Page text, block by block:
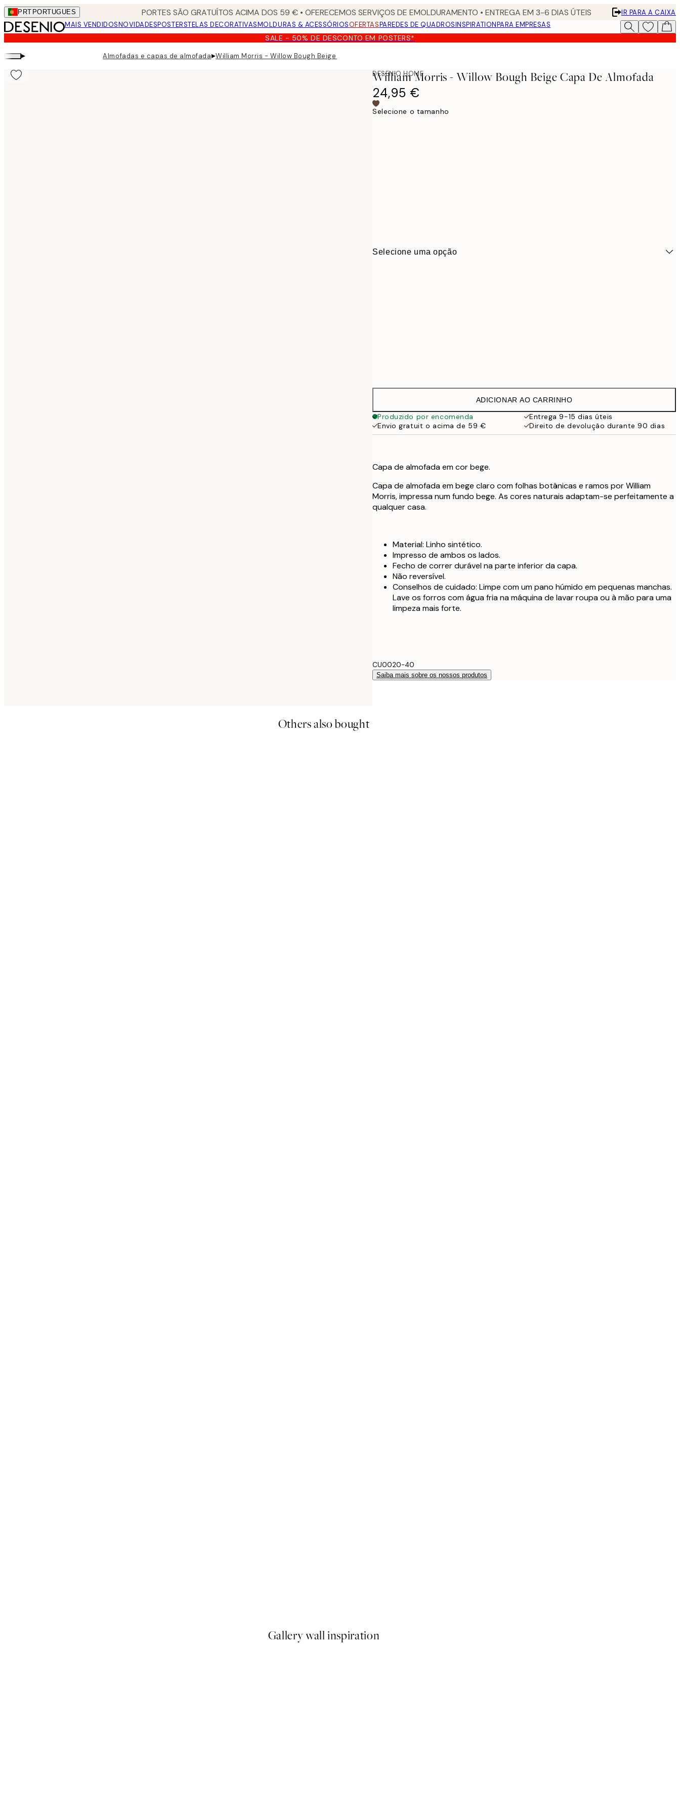
Skip
to
main
content.
PRT PORTUGUES PORTES SÃO GRATUÍTOS ACIMA DOS 59 € • OFERECEMOS SERVIÇOS DE EMOLDURAMENTO • ENTREGA EM 3-6 DIAS ÚTEIS
IR PARA A CAIXA
MAIS VENDIDOSNOVIDADESPOSTERSTELAS DECORATIVASMOLDURAS & ACESSÓRIOSOFERTASPAREDES DE QUADROSINSPIRATIONPARA EMPRESAS
SALE - 50% DE DESCONTO EM POSTERS*
▸ Almofadas e capas de almofada▸William Morris - Willow Bough Beige Capa de almofada
DESENIO HOME
William Morris - Willow Bough Beige Capa De Almofada
24,95 €
Selecione o tamanho
Selecione uma opção
50 x 50 cm
50 x 50 cm com enchimento
ADICIONAR AO CARRINHO
Produzido por encomenda
Entrega 9-15 dias úteis
Envio gratuit o acima de 59 €
Direito de devolução durante 90 dias
Capa de almofada em cor bege.
Capa de almofada em bege claro com folhas botânicas e ramos por William
Morris, impressa num fundo bege. As cores naturais adaptam-se perfeitamente a
qualquer casa.
Material: Linho sintético.
Impresso de ambos os lados.
Fecho de correr durável na parte inferior da capa.
Não reversível.
Conselhos de cuidado: Limpe com um pano húmido em pequenas manchas.
Lave os forros com água fria na máquina de lavar roupa ou à mão para uma
limpeza mais forte.
CU0020-40
Saiba mais sobre os nossos produtos
Others also bought
Gallery wall inspiration